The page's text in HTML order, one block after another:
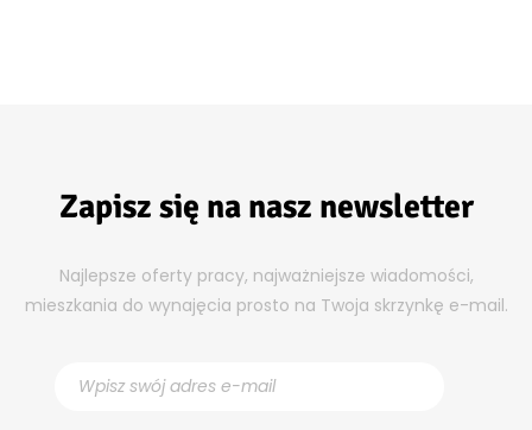
Zapisz się na nasz newsletter
Najlepsze oferty pracy, najważniejsze wiadomości,
mieszkania do wynajęcia prosto na Twoja skrzynkę e-mail.